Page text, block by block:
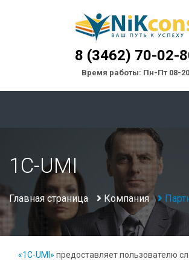
8 (3462) 70-02-
Время работы: Пн-Пт 08-20
1C-UMI
Главная страница Компания
«1С-UMI» предоставляет пользователю